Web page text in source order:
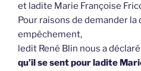
et ladite Marie Françoise
Pour raisons de demander
empêchement,
ledit René Blin nous a déclaré
qu’il se sent pour ladite